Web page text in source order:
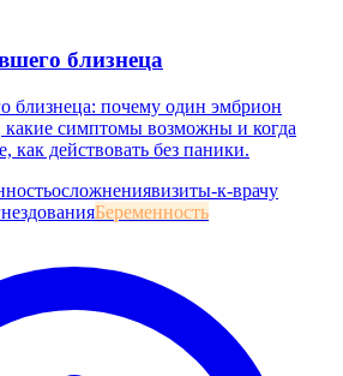
близнеца
близнеца: почему один эмбрион
какие симптомы возможны и когда
как действовать без паники.
осложнениявизиты-к-врачу
Беременность